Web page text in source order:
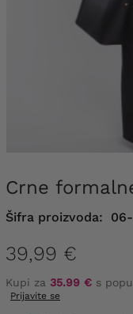
Crne
Šifra proizvoda:
39,99 €
Kupi za 35.99 € s
Prijavite se